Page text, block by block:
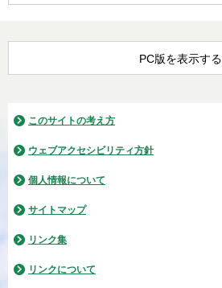
PC版を表示する
このサイトの考え方
ウェブアクセシビリティ方針
個人情報について
サイトマップ
リンク集
リンクについて